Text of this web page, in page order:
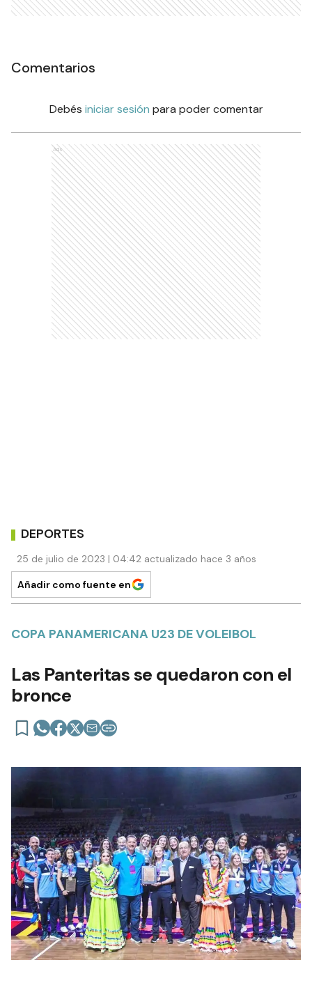
Comentarios
Debés iniciar sesión para poder comentar
Ads
DEPORTES
25 de julio de 2023 | 04:42 actualizado hace 3 años
Añadir como fuente en
COPA PANAMERICANA U23 DE VOLEIBOL
Las Panteritas se quedaron con el
bronce